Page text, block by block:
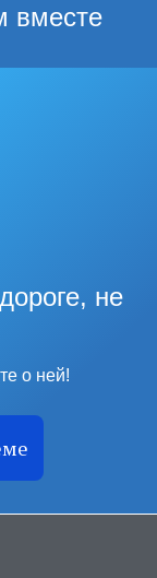
вместе
не
о ней!